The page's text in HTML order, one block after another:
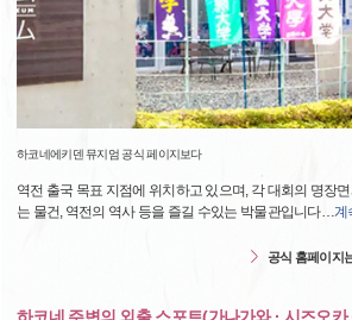
하코네에키덴 뮤지엄 공식 페이지보다
역전 출국 목표 지점에 위치하고 있으며, 각 대회의 명장
는 물건, 역전의 역사 등을 즐길 수있는 박물관입니다…계
공식 홈페이지